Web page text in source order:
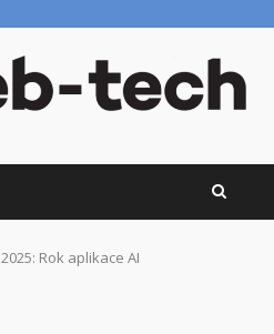
2025: Rok aplikace AI